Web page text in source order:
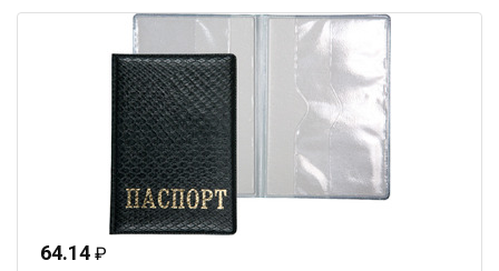
64.14 ₽